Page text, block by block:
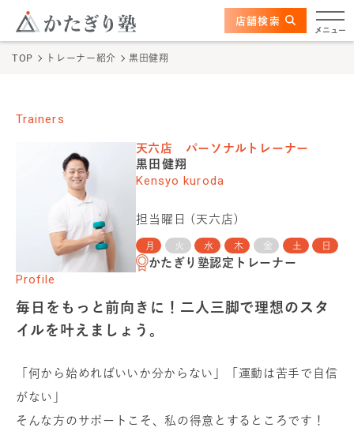
このページの本文へ
メニュー
かたぎり塾について
ビフォーアフター
お客さまの声
プログラム
よくあるご質問
店舗検索
TOP トレーナー紹介 黒田健翔
Trainers
天六店
パーソナルトレーナー
黒田健翔
Kensyo kuroda
担当曜日 ( 天六店 )
月 火 水 木 金 土 日
かたぎり塾認定トレーナー
Profile
毎日をもっと前向きに！二人三脚で理想のスタ
イルを叶えましょう。
「何から始めればいいか分からない」「運動は苦手で自信
がない」
そんな方のサポートこそ、私の得意とするところです！